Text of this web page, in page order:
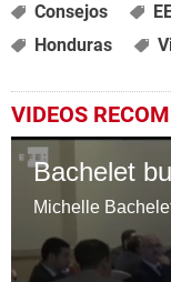
Consejos
Honduras
VIDEOS